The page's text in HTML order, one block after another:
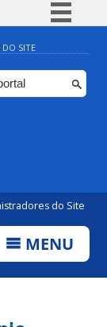
BR
SITE
do Site
MENU